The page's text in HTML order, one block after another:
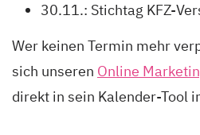
30.11.: Stichtag KFZ-
Wer keinen Termin mehr
sich unseren Online
direkt in sein Kalender-Tool